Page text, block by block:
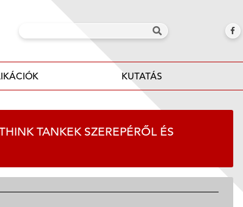
KUTATÁS
TANKEK SZEREPÉRŐL ÉS